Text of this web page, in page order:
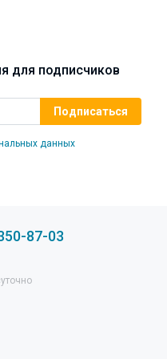
для подписчиков
данных
87-03